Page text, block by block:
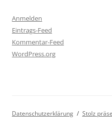
Anmelden
Eintrags-Feed
Kommentar-Feed
WordPress.org
Datenschutzerklärung Stolz